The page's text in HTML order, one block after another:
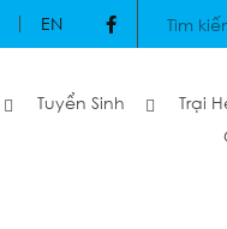
EN
Tuyển Sinh Trại